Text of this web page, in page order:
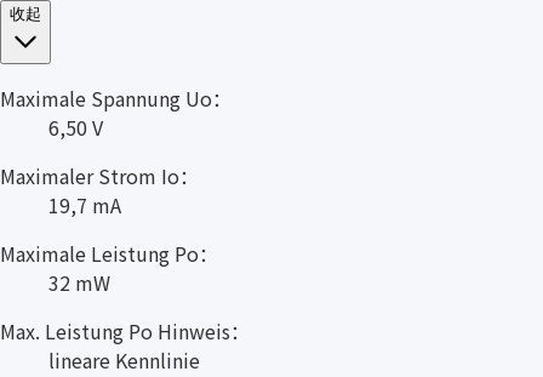
收起
Maximale Spannung Uo：
6,50 V
Maximaler Strom Io：
19,7 mA
Maximale Leistung Po：
32 mW
Max. Leistung Po Hinweis：
lineare Kennlinie